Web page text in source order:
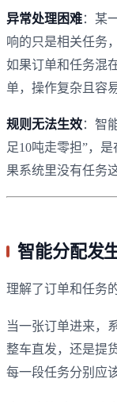
异常处理困难：某
响的只是相关任务
如果订单和任务混
单，操作复杂且容
规则无法生效：智
足10吨走零担”，
果系统里没有任务
智能分配发
理解了订单和任务
当一张订单进来，
整车直发，还是提
每一段任务分别应